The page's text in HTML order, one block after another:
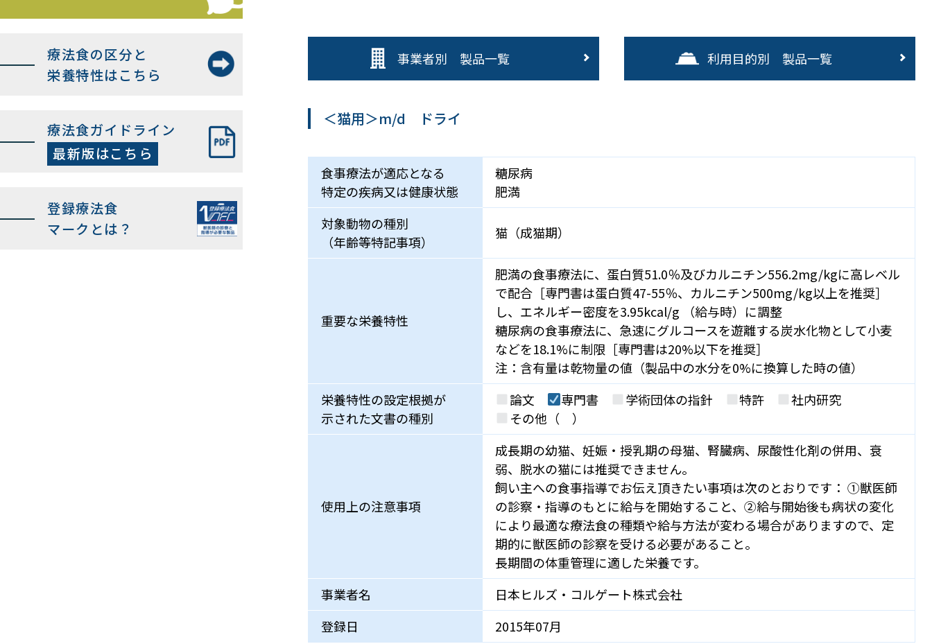
療法食の区分と
栄養特性はこちら
療法食ガイドライン
最新版はこちら
登録療法食
マークとは？
事業者別 製品一覧 利用目的別 製品一覧
＜猫用＞m/d ドライ
食事療法が適応となる
特定の疾病又は健康状態
糖尿病
肥満
対象動物の種別
（年齢等特記事項）
猫（成猫期）
重要な栄養特性
肥満の食事療法に、蛋白質51.0％及びカルニチン556.2mg/kgに高レベル
で配合［専門書は蛋白質47-55％、カルニチン500mg/kg以上を推奨］
し、エネルギー密度を3.95kcal/g （給与時）に調整
糖尿病の食事療法に、急速にグルコースを遊離する炭水化物として小麦
などを18.1%に制限［専門書は20%以下を推奨］
注：含有量は乾物量の値（製品中の水分を0%に換算した時の値）
栄養特性の設定根拠が
示された文書の種別
論文 専門書 学術団体の指針 特許
社内研究
その他（ ）
使用上の注意事項
成長期の幼猫、妊娠・授乳期の母猫、腎臓病、尿酸性化剤の併用、衰
弱、脱水の猫には推奨できません。
飼い主への食事指導でお伝え頂きたい事項は次のとおりです： ①獣医師
の診察・指導のもとに給与を開始すること、②給与開始後も病状の変化
により最適な療法食の種類や給与方法が変わる場合がありますので、定
期的に獣医師の診察を受ける必要があること。
長期間の体重管理に適した栄養です。
事業者名
日本ヒルズ・コルゲート株式会社
登録日
2015年07月